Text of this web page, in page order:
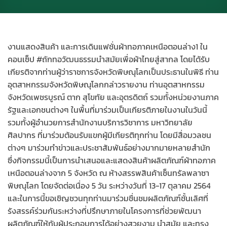
งานแสดงสินค้า และการเดินแฟชั่นผ้าทอภาคเหนือตอนล่าง1 ใน
คอนเซ็ป #ถักทอวัฒนธรรมนำสมัยเพื่อผ้าไทยสู่สากล โดยได้รับ
เกียรติจากท่านผู้ว่าราชการจังหวัดพิษณุโลกเป็นประธานในพิธี ท่าน
อุตสาหกรรมจังหวัดพิษณุโลกกล่าวรายงาน ท่านอุตสาหกรรม
จังหวัดเพชรบูรณ์ ตาก สุโขทัย และอุตรดิตถ์ รวมทั้งหน่วยงานภาค
รัฐและเอกชนต่างๆ ในพื้นที่มาร่วมเป็นเกียรติภายในงานในวันนี้
รวมทั้งผู้อำนวยการสำนักงานบริการวิชาการ มหาวิทยาลัย
ศิลปากร ที่มาร่วมต้อนรับแขกผู้มีเกียรติทุกท่าน โดยมีสื่อมวลชน
ต่างๆ มาร่วมทำข่าวและประชาสัมพันธ์อย่างมากมายหลายสำนัก
ซึ่งกิจกรรมนี้เป็นการนำเสนอและแสดงสินค้าผลิตภัณฑ์ผ้าทอภาค
เหนือตอนล่างจาก 5 จังหวัด ณ ห้างสรรพสินค้าเซ็นทรัลพลาซา
พิษณุโลก โดยจัดต่อเนื่อง 5 วัน ระหว่างวันที่ 13-17 ตุลาคม 2564
และในการนี้ขอเชิญชวนทุกท่านมาร่วมชื่นชมผลิตภัณฑ์ชั้นเลิศที่
รังสรรค์ร่วมกันระหว่างที่ปรึกษาภายในโครงการที่ช่วยพัฒนา
ผลิตภัณฑ์ให้กับผู้ประกอบการได้อย่างสวยงาม นำสมัย และทรง